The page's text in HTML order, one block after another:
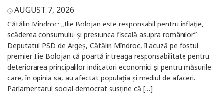
AUGUST 7, 2026
Cătălin Mîndroc: „Ilie Bolojan este responsabil pentru inflație,
scăderea consumului și presiunea fiscală asupra românilor”
Deputatul PSD de Argeș, Cătălin Mîndroc, îl acuză pe fostul
premier Ilie Bolojan că poartă întreaga responsabilitate pentru
deteriorarea principalilor indicatori economici și pentru măsurile
care, în opinia sa, au afectat populația și mediul de afaceri.
Parlamentarul social-democrat susține că […]